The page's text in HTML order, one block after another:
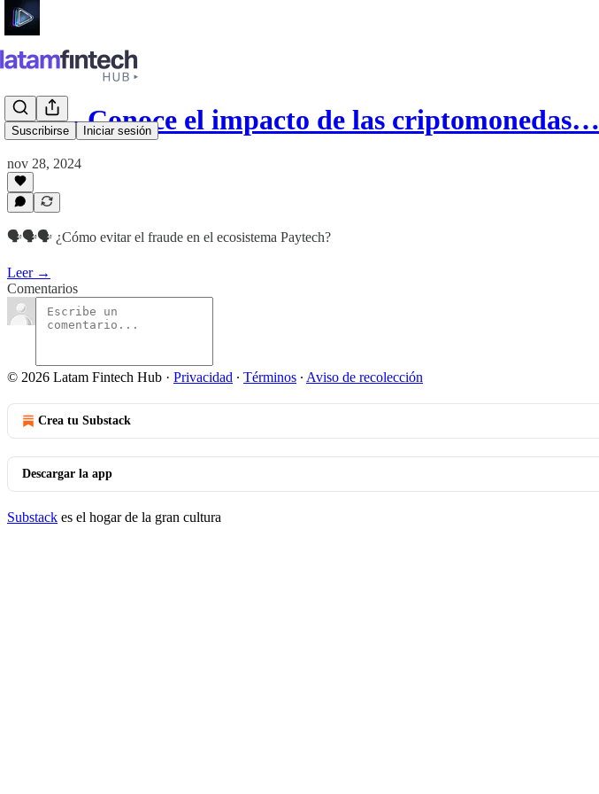
Suscribirse Iniciar sesión
#179 - Conoce el impacto de las criptomonedas…
nov 28, 2024
🗣️🗣️🗣️ ¿Cómo evitar el fraude en el ecosistema Paytech?
Leer →
Comentarios
© 2026 Latam Fintech Hub · Privacidad ∙ Términos ∙ Aviso de recolección
Crea tu Substack
Descargar la app
Substack es el hogar de la gran cultura